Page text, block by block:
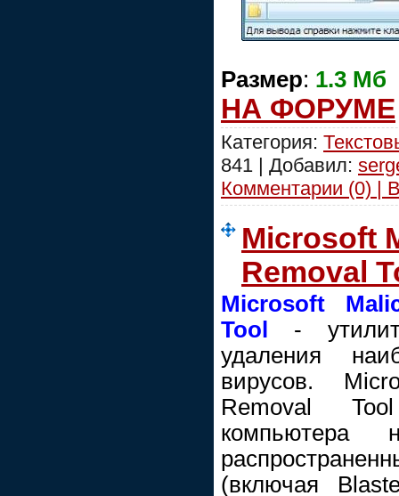
Размер: 1.3 Мб
НА ФОРУМЕ
Категория:
841 | Добавил:
Комментарии (0) |
Microsoft
Removal
Microsoft
Tool -
удаления
вирусов.
Removal
компьютера
(включая